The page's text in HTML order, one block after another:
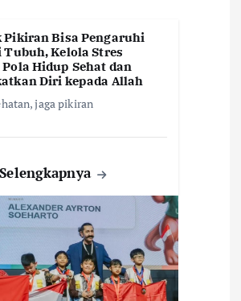
Pikiran Bisa Pengaruhi
Kelola Stres
Hidup Sehat dan
Diri kepada Allah
jaga pikiran